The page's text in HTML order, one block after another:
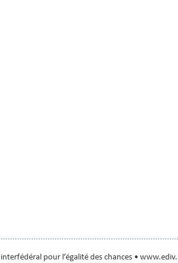
pour l’égalité des chances •